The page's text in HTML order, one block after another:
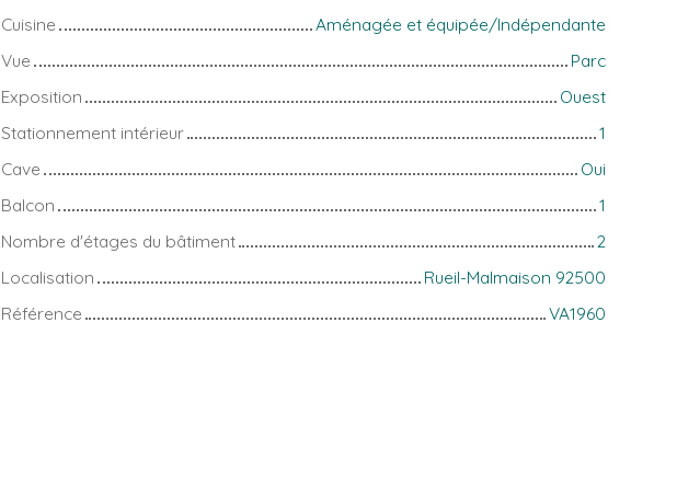
Cuisine
Aménagée et équipée/Indépendante
Vue
Parc
Exposition
Ouest
Stationnement intérieur
1
Cave
Oui
Balcon
1
Nombre d'étages du bâtiment
2
Localisation
Rueil-Malmaison 92500
Référence
VA1960